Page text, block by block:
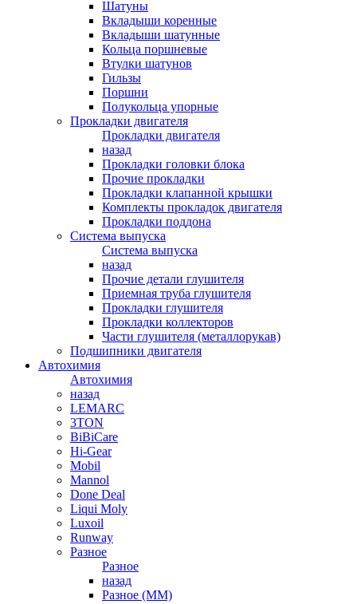
Шатуны
Вкладыши коренные
Вкладыши шатунные
Кольца поршневые
Втулки шатунов
Гильзы
Поршни
Полукольца упорные
Прокладки двигателя
Прокладки двигателя
назад
Прокладки головки блока
Прочие прокладки
Прокладки клапанной крышки
Комплекты прокладок двигателя
Прокладки поддона
Система выпуска
Система выпуска
назад
Прочие детали глушителя
Приемная труба глушителя
Прокладки глушителя
Прокладки коллекторов
Части глушителя (металлорукав)
Подшипники двигателя
Автохимия
Автохимия
назад
LEMARC
3TON
BiBiCare
Hi-Gear
Mobil
Mannol
Done Deal
Liqui Moly
Luxoil
Runway
Разное
Разное
назад
Разное (ММ)